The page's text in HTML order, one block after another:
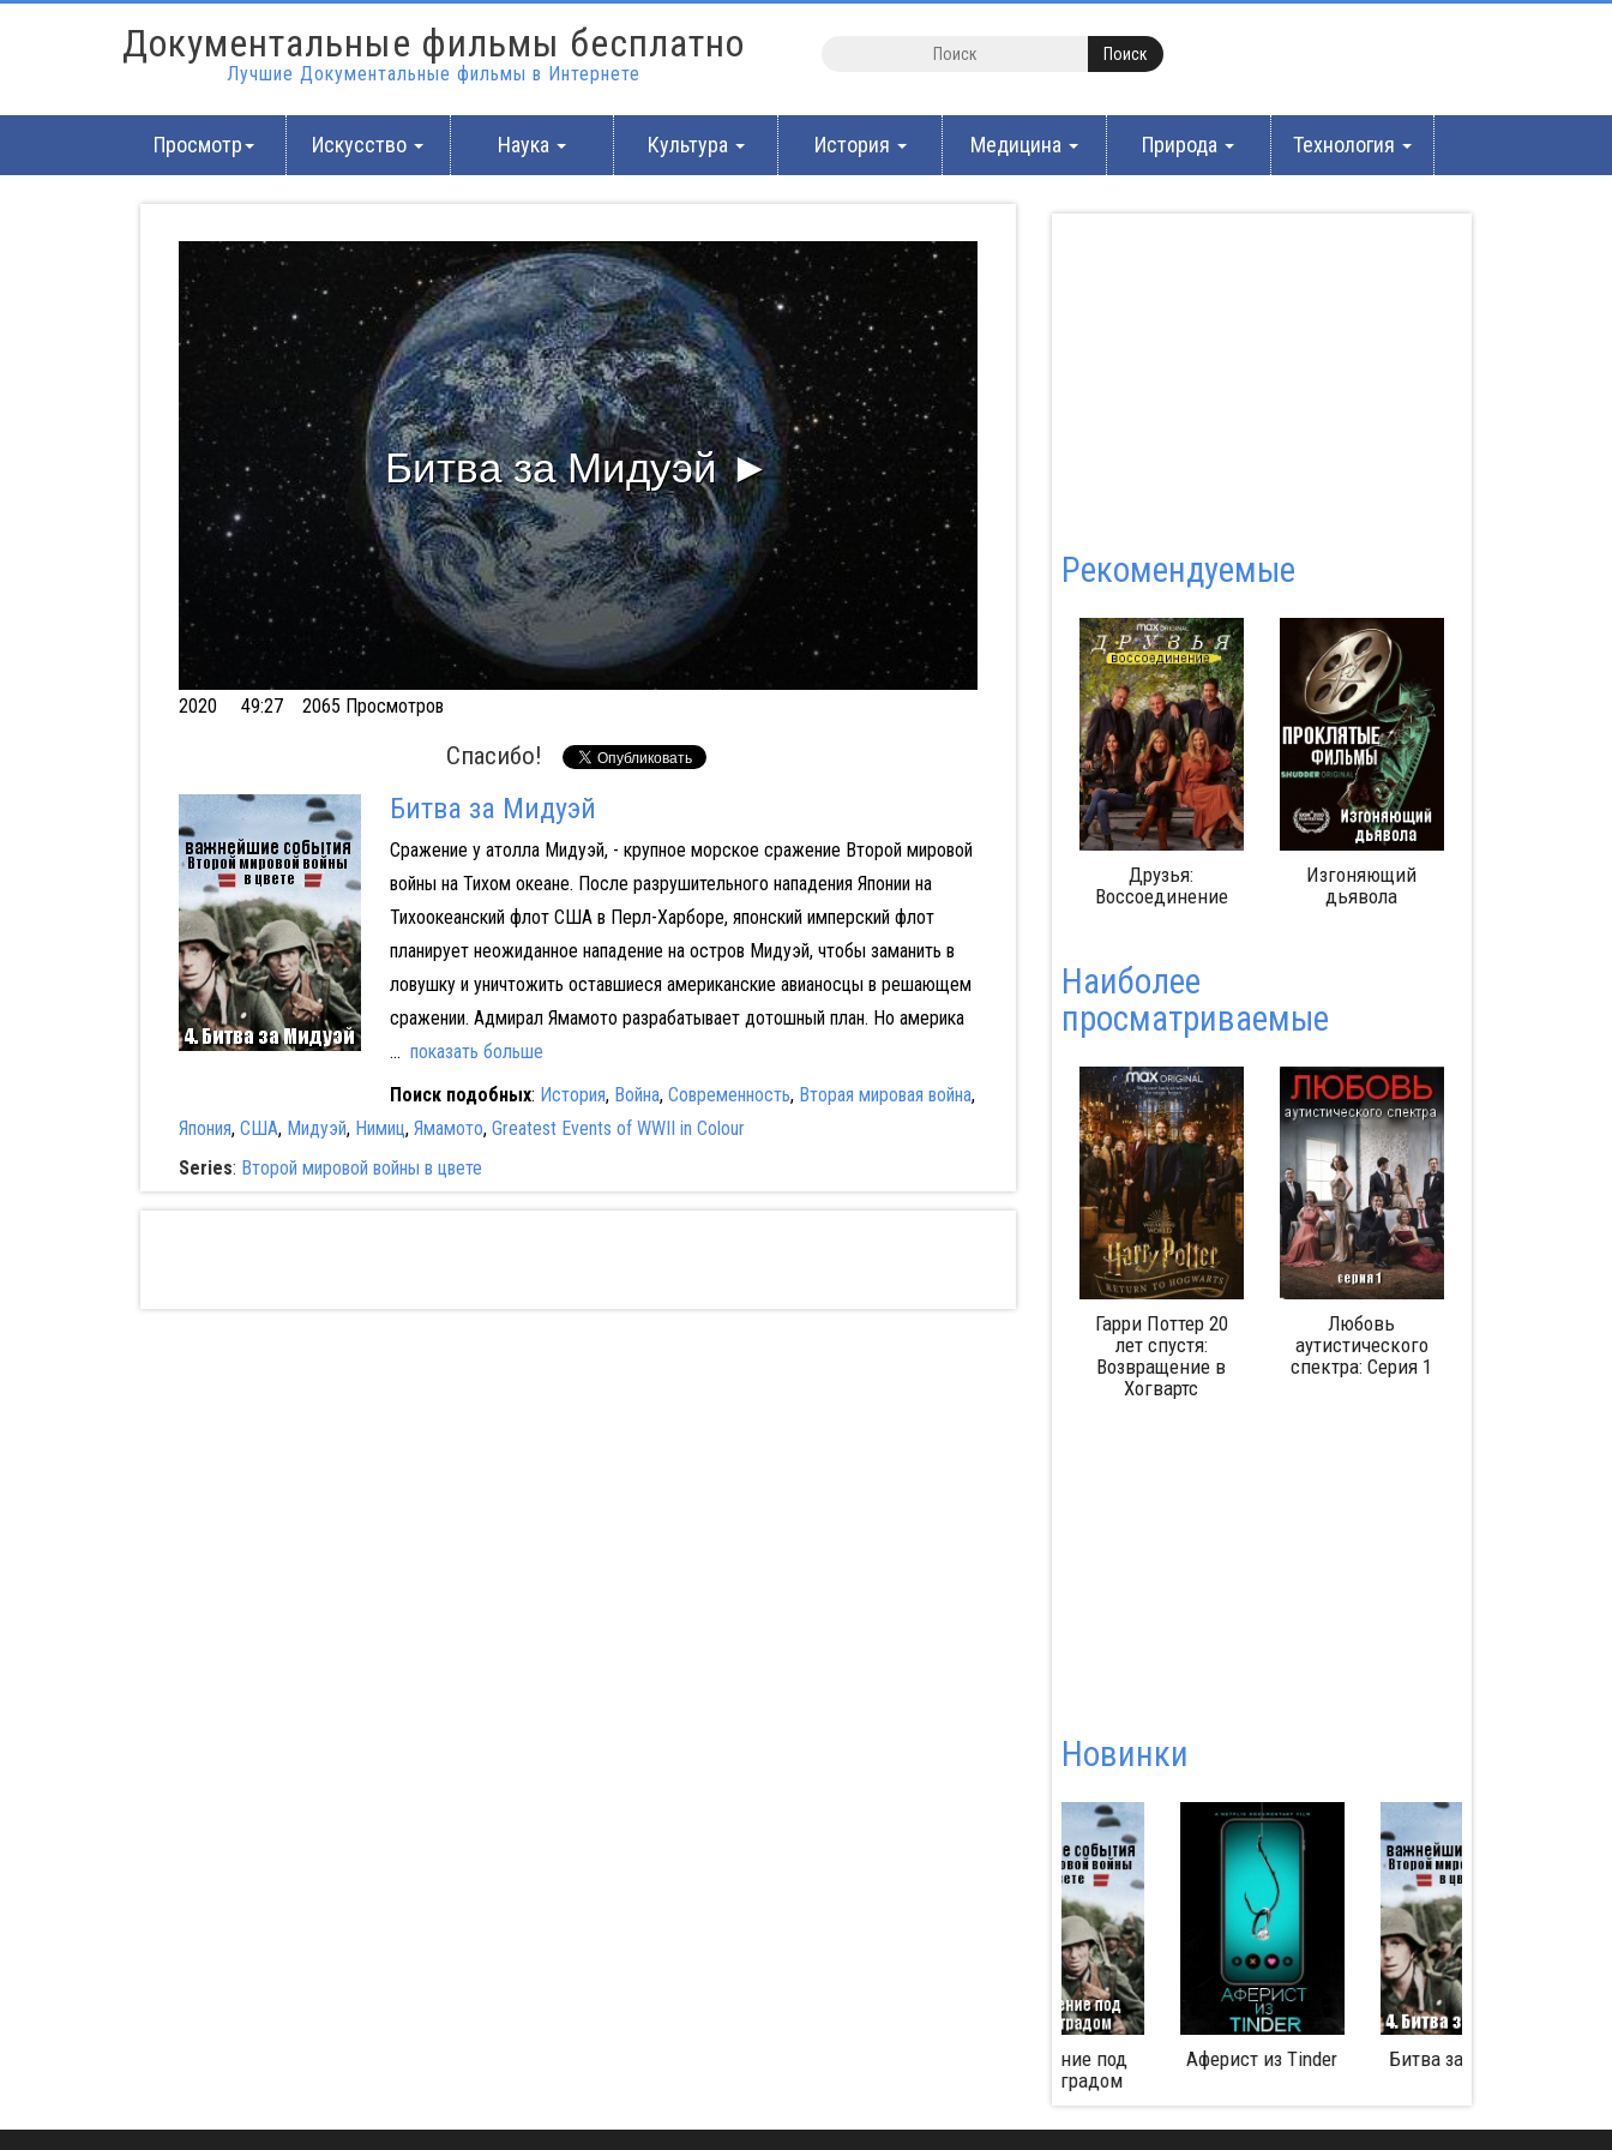
Документальные фильмы бесплатно
Лучшие Документальные фильмы в Интернете
Просмотр Искусство Наука Культура История Медицина Природа Технология
Битва за Мидуэй ►
Volume
90%
2020 49:27 2065 Просмотров
Спасибо!
Битва за Мидуэй
Сражение у атолла Мидуэй, - крупное морское сражение Второй мировой
войны на Тихом океане. После разрушительного нападения Японии на
Тихоокеанский флот США в Перл-Харборе, японский имперский флот
планирует неожиданное нападение на остров Мидуэй, чтобы заманить в
ловушку и уничтожить оставшиеся американские авианосцы в решающем
сражении. Адмирал Ямамото разрабатывает дотошный план. Но америка
... показать больше
Поиск подобных: История, Война, Современность, Вторая мировая война,
Япония, США, Мидуэй, Нимиц, Ямамото, Greatest Events of WWII in Colour
Series: Второй мировой войны в цвете
Pекомендуемые
Аферист из Tinder Блицкриг
Битлз: Вернись:
Часть I
Воссоединение
Изгоняющий
дьявола
Гарри Поттер 20
лет спустя:
Наиболее
просматриваемые
Гарри Поттер 20
лет спустя:
Возвращение в
Хогвартс
Любовь
аутистического
спектра: Серия 1
Новинки
Аферист из Tinder Битва за Мидуэй